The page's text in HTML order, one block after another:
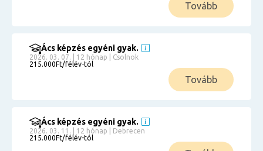
Tovább
Ács képzés egyéni gyak.
2026. 03. 07. | 12 hónap | Csolnok
215.000Ft/félév-tól
Tovább
Ács képzés egyéni gyak.
2026. 03. 11. | 12 hónap | Debrecen
215.000Ft/félév-tól